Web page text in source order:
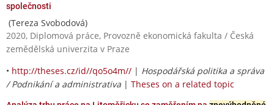
společnosti
(Tereza Svobodová)
2020, Diplomová práce, Provozně ekonomická fakulta / Česká
zemědělská univerzita v Praze
• http://theses.cz/id//qo5o4m// | Hospodářská politika a správa
/ Podnikání a administrativa | Theses on a related topic